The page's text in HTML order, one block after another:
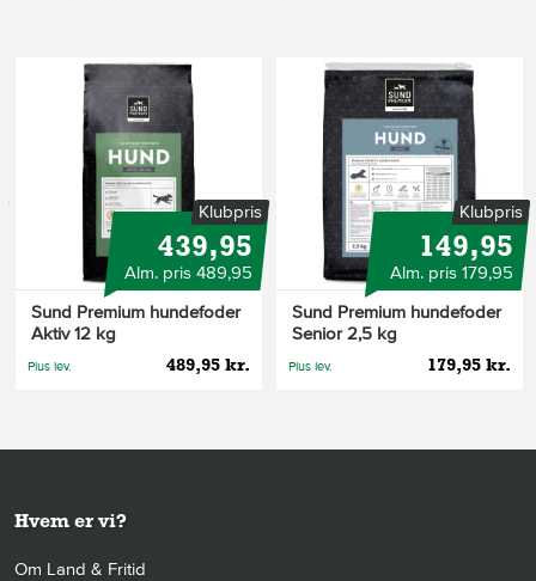
Klubpris
439,95
Alm. pris 489,95
Sund Premium hundefoder
Aktiv 12 kg
489,95 kr.
Plus lev.
Klubpris
149,95
Alm. pris 179,95
Sund Premium hundefoder
Senior 2,5 kg
179,95 kr.
Plus lev.
Hvem er vi?
Om Land & Fritid